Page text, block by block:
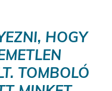
HOGY
TOMBOLÓ